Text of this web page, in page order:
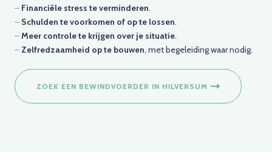
– Financiële stress te verminderen.
– Schulden te voorkomen of op te lossen.
–Meer controle te krijgen over je situatie.
–Zelfredzaamheid op te bouwen, met begeleiding waar nodig.
ZOEK EEN BEWINDVOERDER IN HILVERSUM